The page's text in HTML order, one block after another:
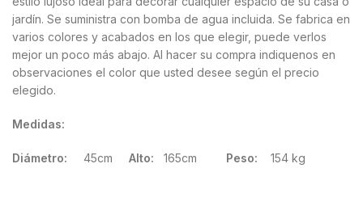
jardín. Se suministra con bomba de agua incluida. Se fabrica en
varios colores y acabados en los que elegir, puede verlos
mejor un poco más abajo. Al hacer su compra indiquenos en
observaciones el color que usted desee según el precio
elegido.
Medidas:
Diámetro: 45cm Alto: 165cm Peso: 154 kg